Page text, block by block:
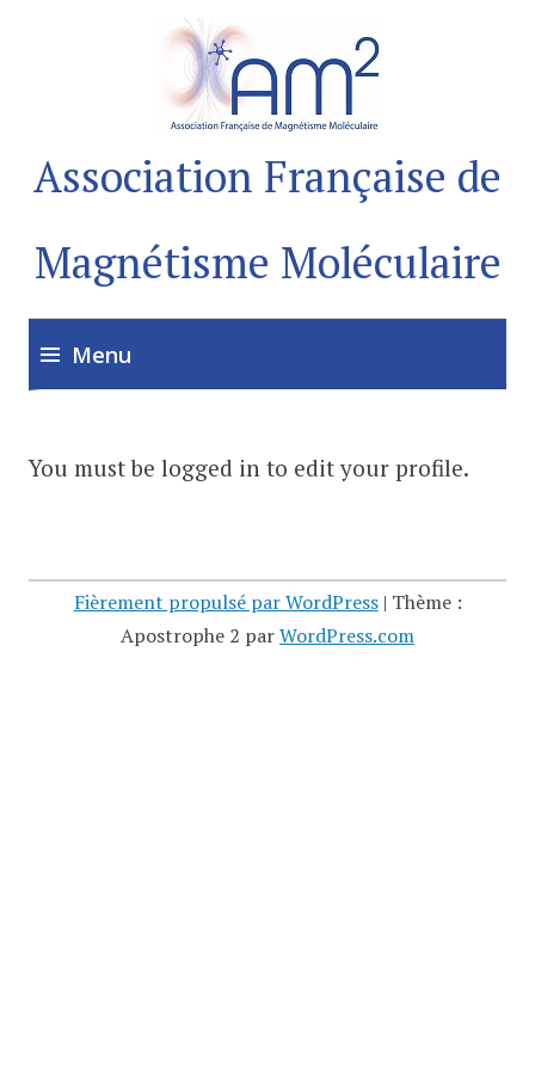
Association Française de
Magnétisme Moléculaire
Menu
contenu
You must be logged in to edit your profile.
Fièrement propulsé par WordPress | Thème :
Apostrophe 2 parWordPress.com